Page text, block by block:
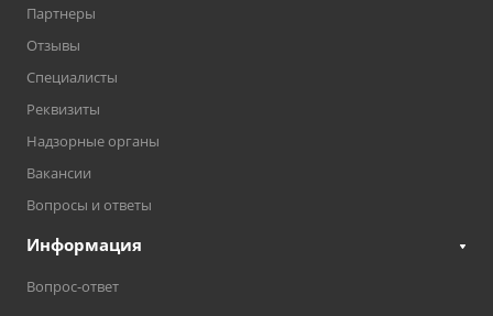
Партнеры
Отзывы
Специалисты
Реквизиты
Надзорные органы
Вакансии
Вопросы и ответы
Информация
Вопрос-ответ